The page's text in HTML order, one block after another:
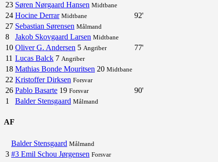
23 Søren Nørgaard Hansen Midtbane
24 Hocine Derrar Midtbane
92'
27 Sebastian Sørensen Målmand
8 Jakob Skovgaard Larsen Midtbane
10 Oliver G. Andersen 5 Angriber
77'
11 Lucas Balck 7 Angriber
18 Mathias Bonde Mouritsen 20 Midtbane
22 Kristoffer Dirksen Forsvar
26 Pablo Basarte 19 Forsvar
90'
1
Balder Stensgaard Målmand
AF
Balder Stensgaard Målmand
3 #3 Emil Schou Jørgensen Forsvar